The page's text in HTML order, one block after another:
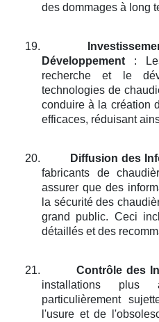
des dommages à long
19.
Développement: Les
recherche et le
technologies de
conduire à la création
efficaces, réduisant
20. Diffusion des
fabricants de
assurer que des
la sécurité des
grand public. Ceci
détaillés et des
21. Contrôle des
installations plus
particulièrement
l'usure et de